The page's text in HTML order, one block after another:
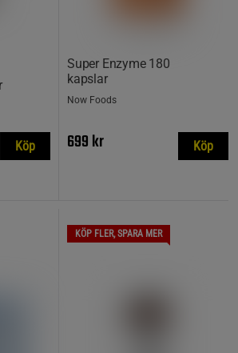
Köp
Super Enzyme 180
kapslar
Now Foods
699 kr Köp
KÖP FLER, SPARA MER